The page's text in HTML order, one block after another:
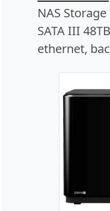
NAS
SATA III
ethernet,